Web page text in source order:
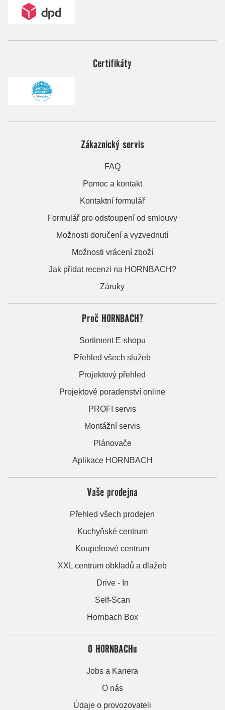
Certifikáty
Zákaznický servis
FAQ
Pomoc a kontakt
Kontaktní formulář
Formulář pro odstoupení od smlouvy
Možnosti doručení a vyzvednutí
Možnosti vrácení zboží
Jak přidat recenzi na HORNBACH?
Záruky
Proč HORNBACH?
Sortiment E-shopu
Přehled všech služeb
Projektový přehled
Projektové poradenství online
PROFI servis
Montážní servis
Plánovače
Aplikace HORNBACH
Vaše prodejna
Přehled všech prodejen
Kuchyňské centrum
Koupelnové centrum
XXL centrum obkladů a dlažeb
Drive - In
Self-Scan
Hornbach Box
O HORNBACHu
Jobs a Kariera
O nás
Údaje o provozovateli